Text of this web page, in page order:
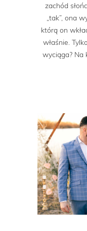
zachód
„tak”, ona
którą on
właśnie.
wyciąga? Na